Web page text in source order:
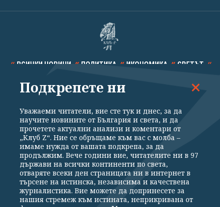
ВСИЧКИ НОВИНИ ПОЛИТИКА ИКОНОМИКА СВЕТЪТ
СПОРТ КУЛТУРА ТЕХНОЛОГИИ КАЛЕЙДОСКОП
Общи условия
Политика за поверителност
Реклама
Партньори Контакти
За Клуб Z
Екип
Подкрепете ни
Подкрепете ни
Уважаеми читатели, вие сте тук и днес, за да
научите новините от България и света, и да
прочетете актуални анализи и коментари от
„Клуб Z“. Ние се обръщаме към вас с молба –
имаме нужда от вашата подкрепа, за да
продължим. Вече години вие, читателите ни в 97
държави на всички континенти по света,
отваряте всеки ден страницата ни в интернет в
търсене на истинска, независима и качествена
журналистика. Вие можете да допринесете за
нашия стремеж към истината, неприкривана от